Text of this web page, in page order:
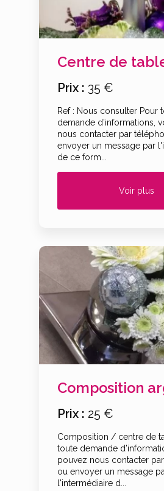
Centre de
Prix : 35 €
Ref : Nous consulter Pour
demande d’informations,
nous contacter par
envoyer un message par
de ce form...
Voir plus
Composition
Prix : 25 €
Composition / centre de
toute demande
pouvez nous contacter
ou envoyer un message
l'intermédiaire d...